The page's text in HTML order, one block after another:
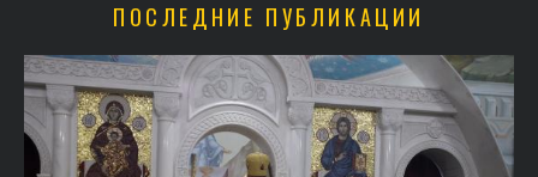
ПОСЛЕДНИЕ ПУБЛИКАЦИИ